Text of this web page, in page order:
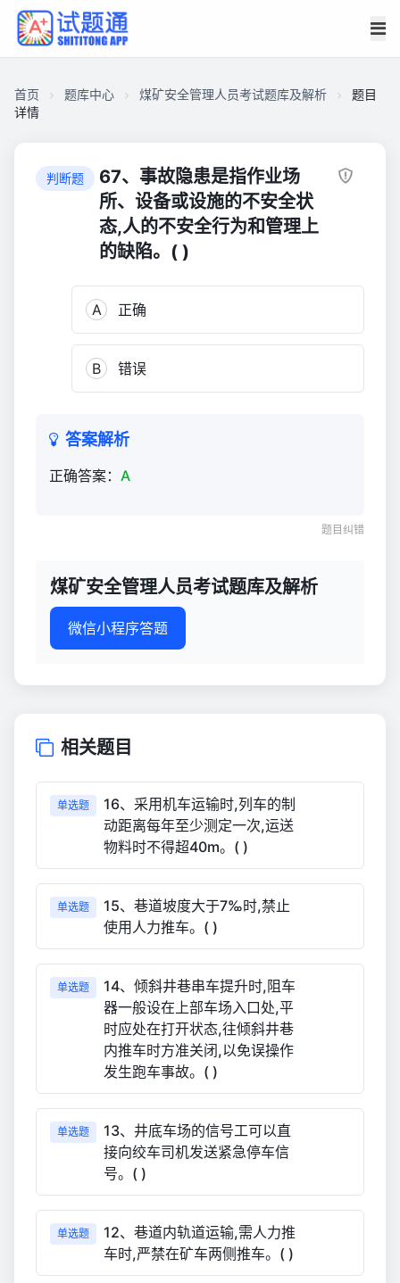
首页 题库中心 煤矿安全管理人员考试题库及解析
题目
详情
判断题
67、事故隐患是指作业场
所、设备或设施的不安全状
态,人的不安全行为和管理上
的缺陷。( )
A 正确
B 错误
答案解析
正确答案： A
题目纠错
煤矿安全管理人员考试题库及解析
微信小程序答题
相关题目
单选题
16、采用机车运输时,列车的制
动距离每年至少测定一次,运送
物料时不得超40m。( )
单选题
15、巷道坡度大于7‰时,禁止
使用人力推车。( )
单选题
14、倾斜井巷串车提升时,阻车
器一般设在上部车场入口处,平
时应处在打开状态,往倾斜井巷
内推车时方准关闭,以免误操作
发生跑车事故。( )
单选题
13、井底车场的信号工可以直
接向绞车司机发送紧急停车信
号。( )
单选题
12、巷道内轨道运输,需人力推
车时,严禁在矿车两侧推车。( )